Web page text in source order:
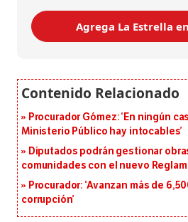
Agrega La Estrella
Procurador Gómez: ‘En ningún
Ministerio Público hay intocables’
Diputados podrán gestionar
comunidades con el nuevo
Procurador: ‘Avanzan más de
corrupción’